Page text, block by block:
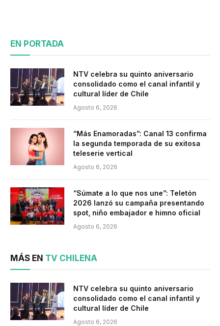
EN PORTADA
NTV celebra su quinto aniversario
consolidado como el canal infantil y
cultural líder de Chile
Agosto 6, 2026
“Más Enamoradas”: Canal 13 confirma
la segunda temporada de su exitosa
teleserie vertical
Agosto 6, 2026
“Súmate a lo que nos une”: Teletón
2026 lanzó su campaña presentando
spot, niño embajador e himno oficial
Agosto 6, 2026
MÁS EN TV CHILENA
NTV celebra su quinto aniversario
consolidado como el canal infantil y
cultural líder de Chile
Agosto 6, 2026